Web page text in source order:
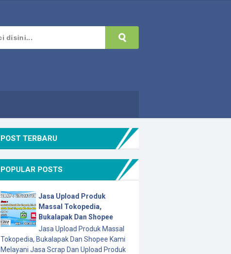
POST TERBARU
POPULAR POSTS
Jasa Upload Produk
Massal Tokopedia,
Bukalapak Dan Shopee
Jasa Upload Produk Massal
Tokopedia, Bukalapak Dan Shopee Kami
Melayani Jasa Scrap Dan Upload Produk